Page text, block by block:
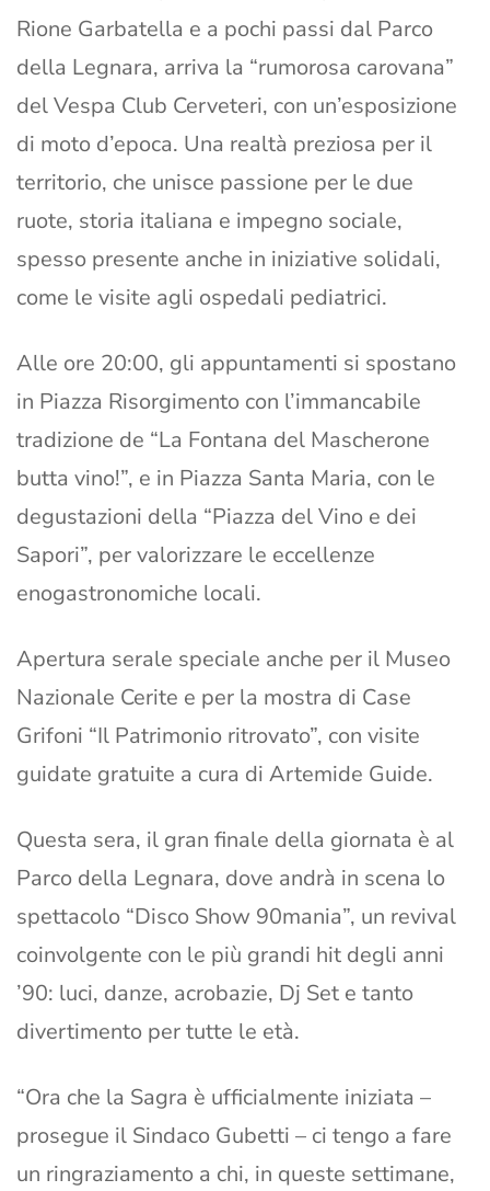
Rione Garbatella e a pochi passi dal Parco
della Legnara, arriva la “rumorosa carovana”
del Vespa Club Cerveteri, con un’esposizione
di moto d’epoca. Una realtà preziosa per il
territorio, che unisce passione per le due
ruote, storia italiana e impegno sociale,
spesso presente anche in iniziative solidali,
come le visite agli ospedali pediatrici.
Alle ore 20:00, gli appuntamenti si spostano
in Piazza Risorgimento con l’immancabile
tradizione de “La Fontana del Mascherone
butta vino!”, e in Piazza Santa Maria, con le
degustazioni della “Piazza del Vino e dei
Sapori”, per valorizzare le eccellenze
enogastronomiche locali.
Apertura serale speciale anche per il Museo
Nazionale Cerite e per la mostra di Case
Grifoni “Il Patrimonio ritrovato”, con visite
guidate gratuite a cura di Artemide Guide.
Questa sera, il gran finale della giornata è al
Parco della Legnara, dove andrà in scena lo
spettacolo “Disco Show 90mania”, un revival
coinvolgente con le più grandi hit degli anni
’90: luci, danze, acrobazie, Dj Set e tanto
divertimento per tutte le età.
“Ora che la Sagra è ufficialmente iniziata –
prosegue il Sindaco Gubetti – ci tengo a fare
un ringraziamento a chi, in queste settimane,